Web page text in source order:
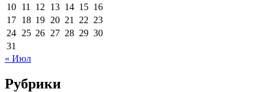
10 11 12 13 14 15 16
17 18 19 20 21 22 23
24 25 26 27 28 29 30
31
« Июл
Рубрики